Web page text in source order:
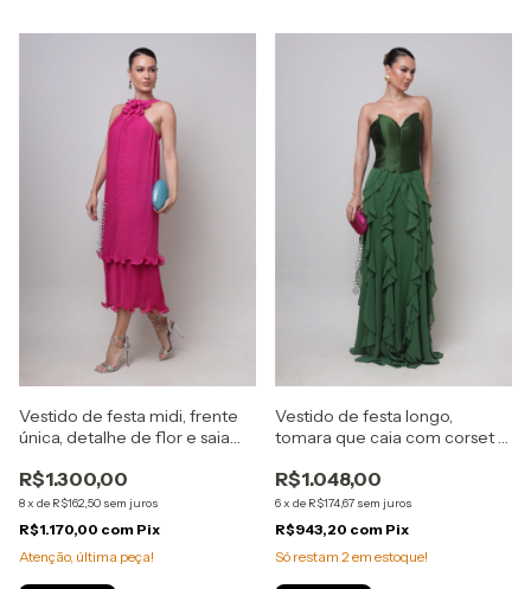
Vestido de festa midi, frente
única, detalhe de flor e saia
Pink
R$1.300,00
8x de R$162,50 sem juros
R$1.170,00 com Pix
Atenção, última peça!
Vestido de festa longo,
tomara que caia com corset e
Oliva
R$1.048,00
6x de R$174,67 sem juros
R$943,20 com Pix
Só restam 2em estoque!